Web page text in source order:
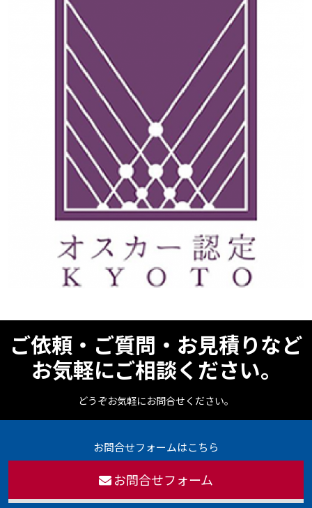
ご依頼・ご質問・お見積りなど
お気軽にご相談ください。
どうぞお気軽にお問合せください。
お問合せフォームはこちら
お問合せフォーム